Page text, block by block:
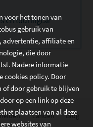
voor het tonen van
gebruik van
advertentie, affiliate en
die door
Nadere informatie
cookies policy. Door
door gebruik te blijven
op een link op deze
plaatsen van al deze
websites van
en touringcar
Landen Blog